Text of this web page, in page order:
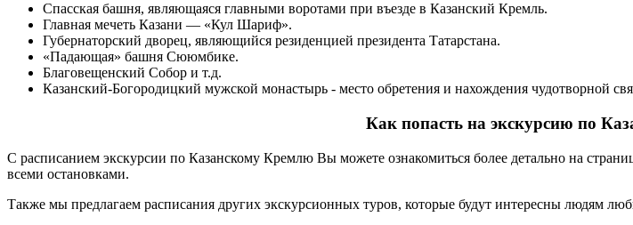
Спасская башня, являющаяся главными воротами при въезде в Казанский Кремль.
Главная мечеть Казани — «Кул Шариф».
Губернаторский дворец, являющийся резиденцией президента Татарстана.
«Падающая» башня Сююмбике.
Благовещенский Собор и т.д.
Казанский-Богородицкий мужской монастырь - место обретения и нахождения чудотворной
Как попасть на экскурсию по
С расписанием экскурсии по Казанскому Кремлю Вы можете ознакомиться более детально на
всеми остановками.
Также мы предлагаем расписания других экскурсионных туров, которые будут интересны людям